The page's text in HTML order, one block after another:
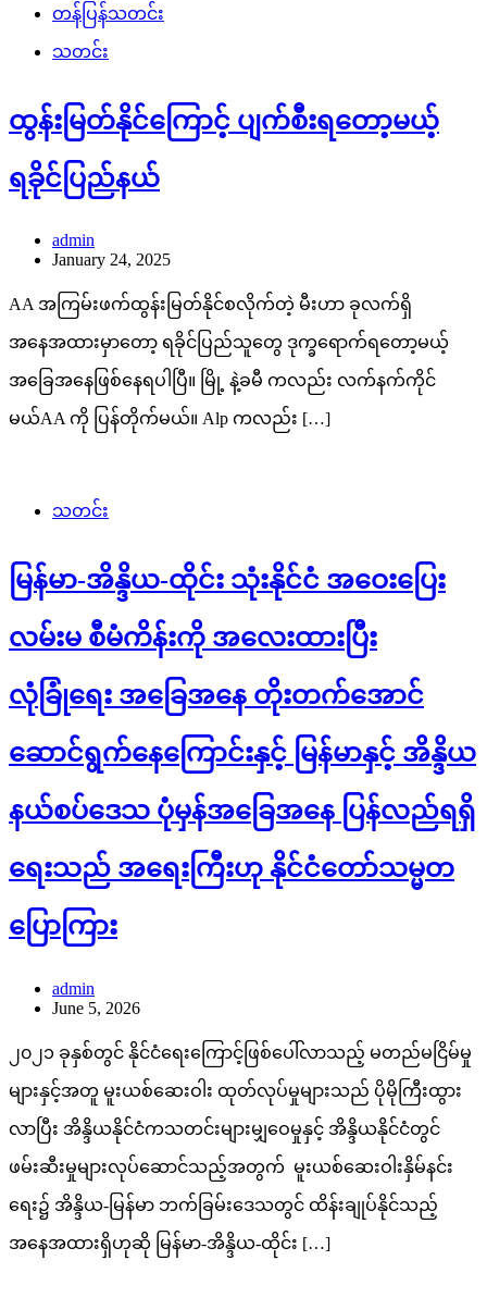
တန်ပြန်သတင်း
သတင်း
ထွန်းမြတ်နိုင်ကြောင့် ပျက်စီးရတော့မယ့်
ရခိုင်ပြည်နယ်
admin
January 24, 2025
AA အကြမ်းဖက်ထွန်းမြတ်နိုင်စလိုက်တဲ့ မီးဟာ ခုလက်ရှိ
အနေအထားမှာတော့ ရခိုင်ပြည်သူတွေ ဒုက္ခရောက်ရတော့မယ့်
အခြေအနေဖြစ်နေရပါပြီ။ မြို့ နဲ့ခမီ ကလည်း လက်နက်ကိုင်
မယ်AA ကို ပြန်တိုက်မယ်။ Alp ကလည်း […]
သတင်း
မြန်မာ-အိန္ဒိယ-ထိုင်း သုံးနိုင်ငံ အဝေးပြေး
လမ်းမ စီမံကိန်းကို အလေးထားပြီး
လုံခြုံရေး အခြေအနေ တိုးတက်အောင်
ဆောင်ရွက်နေ​ကြောင်းနှင့် မြန်မာနှင့် အိန္ဒိယ
နယ်စပ်ဒေသ ပုံမှန်အခြေအနေ ပြန်လည်ရရှိ
ရေးသည် အရေးကြီးဟု နိုင်ငံတော်သမ္မတ
ပြောကြား
admin
June 5, 2026
၂၀၂၁ ခုနှစ်တွင် နိုင်ငံရေးကြောင့်ဖြစ်ပေါ်လာသည့် မတည်မငြိမ်မှု
များနှင့်အတူ မူးယစ်ဆေးဝါး ထုတ်လုပ်မှုများသည် ပိုမိုကြီးထွား
လာပြီး အိန္ဒိယနိုင်ငံကသတင်းများမျှ​ဝေမှုနှင့် အိန္ဒိယနိုင်ငံတွင်
ဖမ်းဆီးမှုများလုပ်ဆောင်သည့်အတွက် မူးယစ်ဆေးဝါးနှိမ်နင်း
ရေး၌ အိန္ဒိယ-မြန်မာ ဘက်ခြမ်းဒေသတွင် ထိန်းချုပ်နိုင်သည့်
အနေအထားရှိဟုဆို မြန်မာ-အိန္ဒိယ-ထိုင်း […]